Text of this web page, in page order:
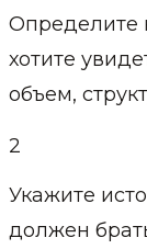
Определите
хотите
объем,
2
Укажите
должен